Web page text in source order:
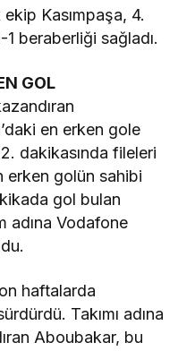
Kasımpaşa, 4.
beraberliği sağladı.
GOL
en erken gole
dakikasında fileleri
erken golün sahibi
gol bulan
adına Vodafone
haftalarda
Takımı adına
Aboubakar, bu